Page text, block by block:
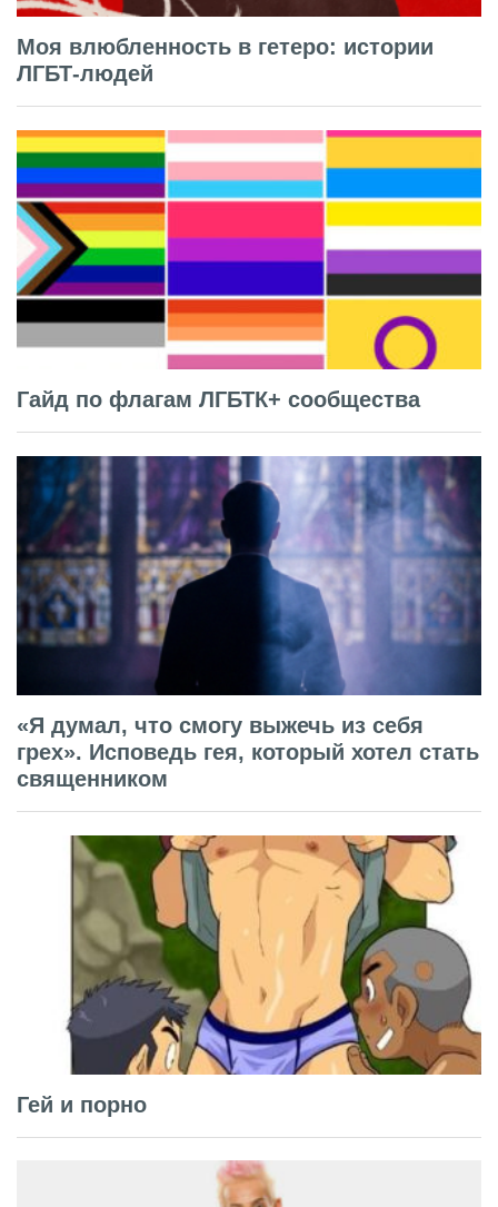
Моя влюбленность в гетеро: истории
ЛГБТ-людей
Гайд по флагам ЛГБТК+ сообщества
«Я думал, что смогу выжечь из себя
грех». Исповедь гея, который хотел стать
священником
Гей и порно